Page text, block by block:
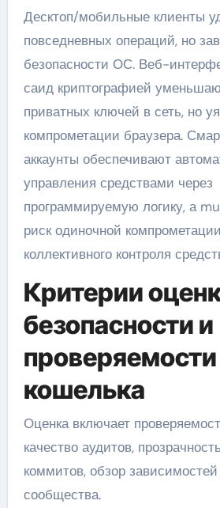
Десктоп/мобильные клиенты
повседневных операций, но
безопасности ОС. Веб-
саид криптографией
приватных ключей в сеть, но
компрометации браузера.
аккаунты обеспечивают
управления средствами через
программируемую логику, а
риск одиночной
коллективного контроля
Критерии
безопасности и
проверяемости
кошелька
Оценка включает
качество аудитов,
коммитов, обзор зависимостей
сообщества.